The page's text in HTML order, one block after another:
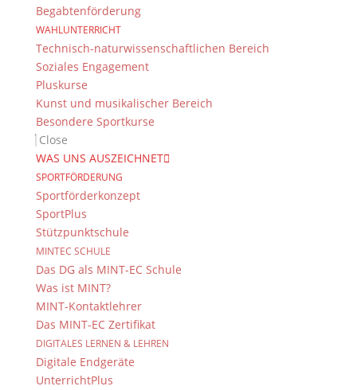
Begabtenförderung
WAHLUNTERRICHT
Technisch-naturwissenschaftlichen Bereich
Soziales Engagement
Pluskurse
Kunst und musikalischer Bereich
Besondere Sportkurse
Close
WAS UNS AUSZEICHNET
SPORTFÖRDERUNG
Sportförderkonzept
SportPlus
Stützpunktschule
MINTEC SCHULE
Das DG als MINT-EC Schule
Was ist MINT?
MINT-Kontaktlehrer
Das MINT-EC Zertifikat
DIGITALES LERNEN & LEHREN
Digitale Endgeräte
UnterrichtPlus